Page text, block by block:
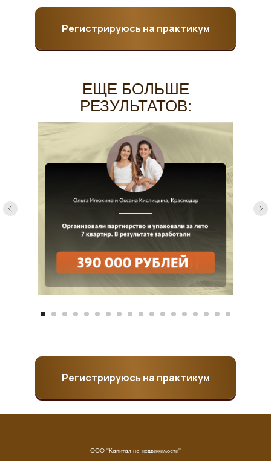
Регистрируюсь на практикум
ЕЩЕ БОЛЬШЕ
РЕЗУЛЬТАТОВ:
Регистрируюсь на практикум
ООО "Капитал на недвижимости"